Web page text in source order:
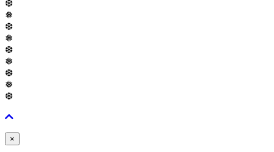
❆
❅
❆
❅
❆
❅
❆
❅
❆
×